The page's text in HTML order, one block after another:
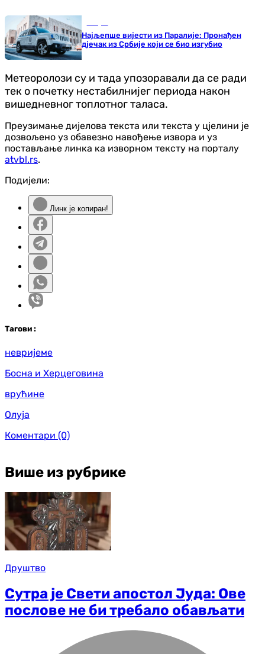
Најљепше вијести из Паралије: Пронађен
дјечак из Србије који се био изгубио
Метеоролози су и тада упозоравали да се ради
тек о почетку нестабилнијег периода након
вишедневног топлотног таласа.
Преузимање дијелова текста или текста у цјелини је
дозвољено уз обавезно навођење извора и уз
постављање линка ка изворном тексту на порталу
atvbl.rs.
Подијели:
Линк је копиран!
Тагови :
невријеме
Босна и Херцеговина
врућине
Олуја
Коментари (0)
Више из рубрике
Друштво
Сутра је Свети апостол Јуда: Ове
послове не би требало обављати